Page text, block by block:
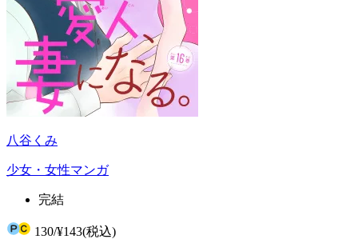
八谷くみ
少女・女性マンガ
完結
130/¥143(税込)